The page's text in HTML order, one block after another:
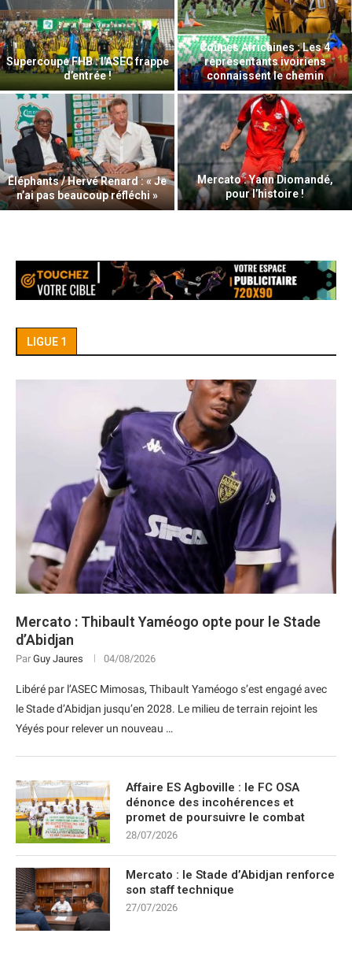
Mercato : Ousmane Diakité file
en Algérie !
CAN féminine 2026 : des
réglages encore nécessaires
pour rêver plus grand
Sporting Club de Gagnoa : Yaya
Koné et Kader Keita pour
ouvrir...
UFOA-B U20 2026 : les
Éléphanteaux à 90 minutes
de la CAN
LIGUE 1
Mercato : Thibault Yaméogo opte pour le Stade
d’Abidjan
Par Guy Jaures 04/08/2026
Libéré par l’ASEC Mimosas, Thibault Yaméogo s’est engagé avec
le Stade d’Abidjan jusqu’en 2028. Le milieu de terrain rejoint les
Yéyés pour relever un nouveau …
Affaire ES Agboville : le FC OSA
dénonce des incohérences et
promet de poursuivre le combat
28/07/2026
Mercato : le Stade d’Abidjan renforce
son staff technique
27/07/2026